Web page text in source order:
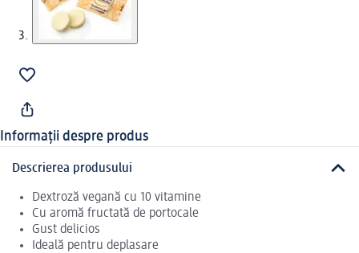
Informații despre produs
Descrierea produsului
Dextroză vegană cu 10 vitamine
Cu aromă fructată de portocale
Gust delicios
Ideală pentru deplasare